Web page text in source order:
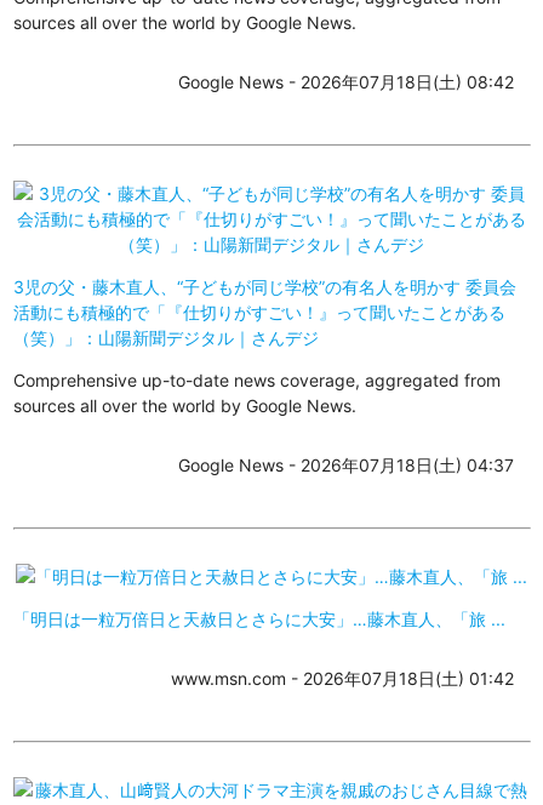
sources all over the world by Google News.
Google News - 2026年07月18日(土) 08:42
3児の父・藤木直人、“子どもが同じ学校”の有名人を明かす 委員会
活動にも積極的で「『仕切りがすごい！』って聞いたことがある
（笑）」：山陽新聞デジタル｜さんデジ
Comprehensive up-to-date news coverage, aggregated from
sources all over the world by Google News.
Google News - 2026年07月18日(土) 04:37
「明日は一粒万倍日と天赦日とさらに大安」…藤木直人、「旅 ...
www.msn.com - 2026年07月18日(土) 01:42